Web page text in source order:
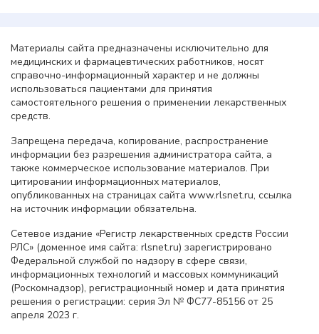
Материалы сайта предназначены исключительно для
медицинских и фармацевтических работников, носят
справочно-информационный характер и не должны
использоваться пациентами для принятия
самостоятельного решения о применении лекарственных
средств.
Запрещена передача, копирование, распространение
информации без разрешения администратора сайта, а
также коммерческое использование материалов. При
цитировании информационных материалов,
опубликованных на страницах сайта www.rlsnet.ru, ссылка
на источник информации обязательна.
Сетевое издание «Регистр лекарственных средств России
РЛС» (доменное имя сайта: rlsnet.ru) зарегистрировано
Федеральной службой по надзору в сфере связи,
информационных технологий и массовых коммуникаций
(Роскомнадзор), регистрационный номер и дата принятия
решения о регистрации: серия Эл № ФС77-85156 от 25
апреля 2023 г.